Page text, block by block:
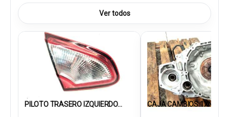
Ver todos
PILOTO TRASERO IZQUIERDO... CAJA CAMBIOS 1XN5C